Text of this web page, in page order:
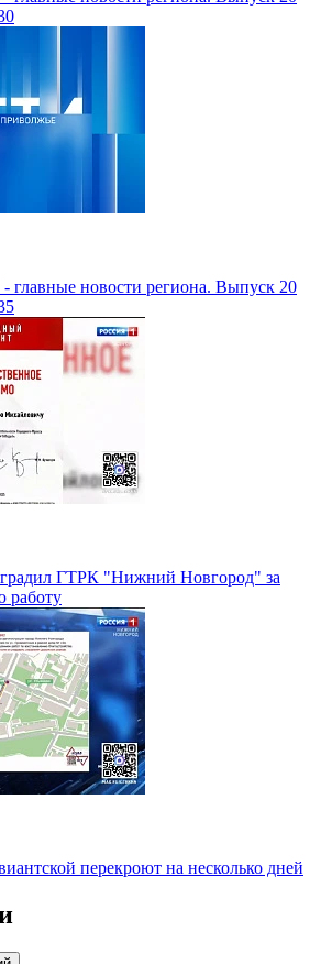
главные новости региона. Выпуск 20
ГТРК "Нижний Новгород" за
работу
перекроют на несколько дней